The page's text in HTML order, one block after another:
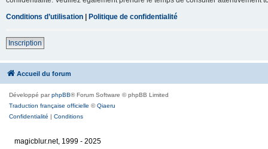
Conditions d’utilisation | Politique de confidentialité
Inscription
Accueil du forum
Développé parphpBB® Forum Software © phpBB Limited
Traduction française officielle ©Qiaeru
Confidentialité | Conditions
magicblur.net, 1999 - 2025